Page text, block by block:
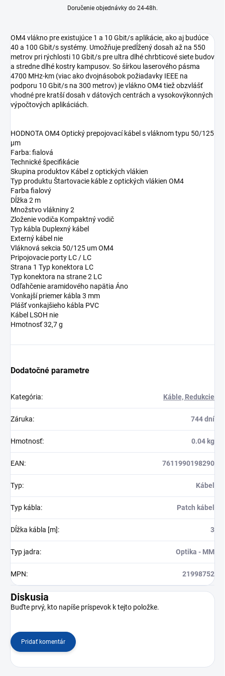
Doručenie objednávky do 24-48h.
OM4 vlákno pre existujúce 1 a 10 Gbit/s aplikácie, ako aj budúce
40 a 100 Gbit/s systémy. Umožňuje predĺžený dosah až na 550
metrov pri rýchlosti 10 Gbit/s pre ultra dlhé chrbticové siete budov
a stredne dlhé kostry kampusov. So šírkou laserového pásma
4700 MHz-km (viac ako dvojnásobok požiadavky IEEE na
podporu 10 Gbit/s na 300 metrov) je vlákno OM4 tiež obzvlášť
vhodné pre kratší dosah v dátových centrách a vysokovýkonných
výpočtových aplikáciách.
HODNOTA OM4 Optický prepojovací kábel s vláknom typu 50/125
µm
Farba: fialová
Technické špecifikácie
Skupina produktov Kábel z optických vlákien
Typ produktu Štartovacie káble z optických vlákien OM4
Farba fialový
Dĺžka 2 m
Množstvo vlákniny 2
Zloženie vodiča Kompaktný vodič
Typ kábla Duplexný kábel
Externý kábel nie
Vláknová sekcia 50/125 um OM4
Pripojovacie porty LC / LC
Strana 1 Typ konektora LC
Typ konektora na strane 2 LC
Odľahčenie aramidového napätia Áno
Vonkajší priemer kábla 3 mm
Plášť vonkajšieho kábla PVC
Kábel LSOH nie
Hmotnosť 32,7 g
Dodatočné parametre
Kategória: Káble, Redukcie
Záruka: 744 dní
Hmotnosť: 0.04 kg
EAN: 7611990198290
Typ: Kábel
Typ kábla: Patch kábel
Dĺžka kábla [m]: 3
Typ jadra: Optika - MM
MPN: 21998752
Diskusia
Buďte prvý, kto napíše príspevok k tejto položke.
Pridať komentár